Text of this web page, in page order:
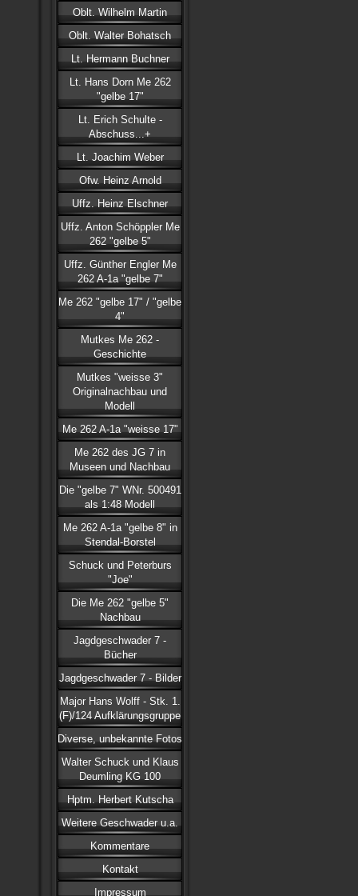
Oblt. Wilhelm Martin
Oblt. Walter Bohatsch
Lt. Hermann Buchner
Lt. Hans Dorn Me 262
"gelbe 17"
Lt. Erich Schulte -
Abschuss...+
Lt. Joachim Weber
Ofw. Heinz Arnold
Uffz. Heinz Elschner
Uffz. Anton Schöppler Me
262 "gelbe 5"
Uffz. Günther Engler Me
262 A-1a "gelbe 7"
Me 262 "gelbe 17" / "gelbe
4"
Mutkes Me 262 -
Geschichte
Mutkes "weisse 3"
Originalnachbau und
Modell
Me 262 A-1a "weisse 17"
Me 262 des JG 7 in
Museen und Nachbau
Die "gelbe 7" WNr. 500491
als 1:48 Modell
Me 262 A-1a "gelbe 8" in
Stendal-Borstel
Schuck und Peterburs
"Joe"
Die Me 262 "gelbe 5"
Nachbau
Jagdgeschwader 7 -
Bücher
Jagdgeschwader 7 - Bilder
Major Hans Wolff - Stk. 1.
(F)/124 Aufklärungsgruppe
Diverse, unbekannte Fotos
Walter Schuck und Klaus
Deumling KG 100
Hptm. Herbert Kutscha
Weitere Geschwader u.a.
Kommentare
Kontakt
Impressum